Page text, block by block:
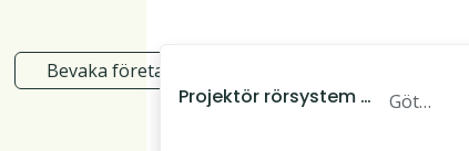
Bevaka företag
Projektör rörsystem m
Göte